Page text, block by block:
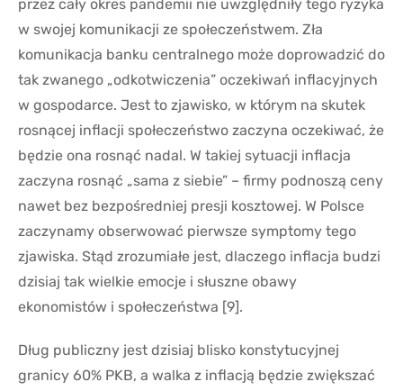
przez cały okres pandemii nie uwzględniły tego ryzyka
w swojej komunikacji ze społeczeństwem. Zła
komunikacja banku centralnego może doprowadzić do
tak zwanego „odkotwiczenia” oczekiwań inflacyjnych
w gospodarce. Jest to zjawisko, w którym na skutek
rosnącej inflacji społeczeństwo zaczyna oczekiwać, że
będzie ona rosnąć nadal. W takiej sytuacji inflacja
zaczyna rosnąć „sama z siebie” – firmy podnoszą ceny
nawet bez bezpośredniej presji kosztowej. W Polsce
zaczynamy obserwować pierwsze symptomy tego
zjawiska. Stąd zrozumiałe jest, dlaczego inflacja budzi
dzisiaj tak wielkie emocje i słuszne obawy
ekonomistów i społeczeństwa [9].
Dług publiczny jest dzisiaj blisko konstytucyjnej
granicy 60% PKB, a walka z inflacją będzie zwiększać